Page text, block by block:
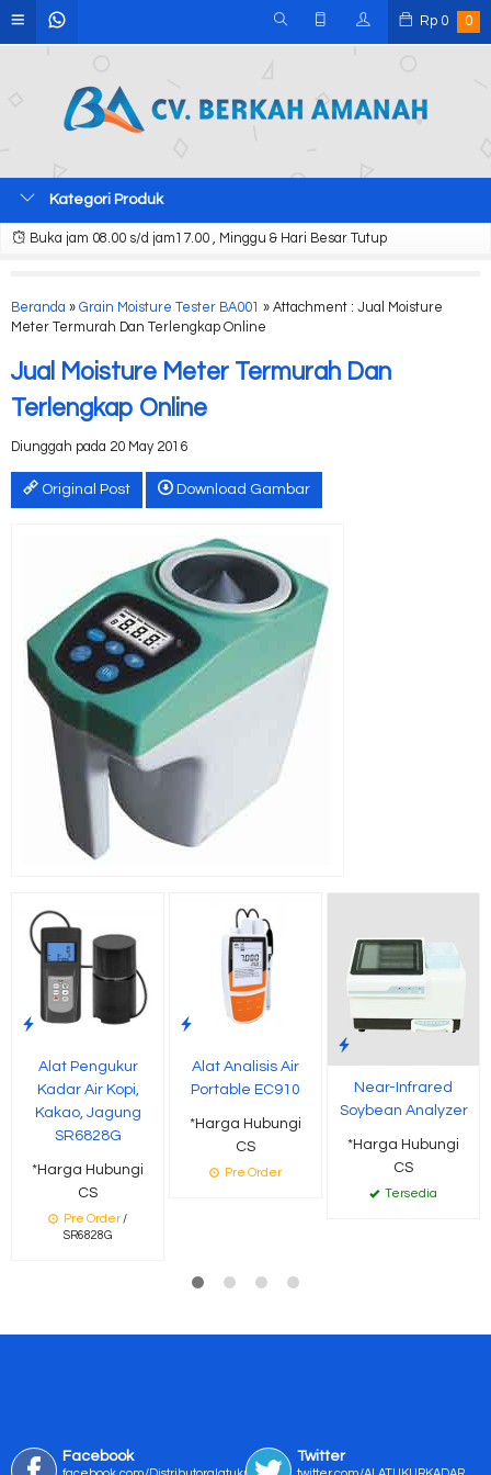
Rp 0 0
Kategori Produk
Buka jam 08.00 s/d jam17.00 , Minggu & Hari Besar Tutup
Beranda » Grain Moisture Tester BA001 » Attachment : Jual Moisture
Meter Termurah Dan Terlengkap Online
Jual Moisture Meter Termurah Dan
Terlengkap Online
Diunggah pada 20 May 2016
Original Post Download Gambar
Alat Pengukur
Kadar Air Kopi,
Kakao, Jagung
SR6828G
*Harga Hubungi
CS
Pre Order /
SR6828G
Alat Analisis Air
Portable EC910
*Harga Hubungi
CS
Pre Order
Near-Infrared
Soybean Analyzer
*Harga Hubungi
CS
Tersedia
Facebook Twitter